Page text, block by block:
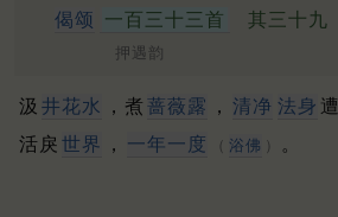
偈颂 一百三十三首 其三十九
押遇韵
汲 井花水 ，煮 蔷薇露 ， 清净 法身 遭
活戾 世界 ， 一年一度 （ 浴佛 ） 。